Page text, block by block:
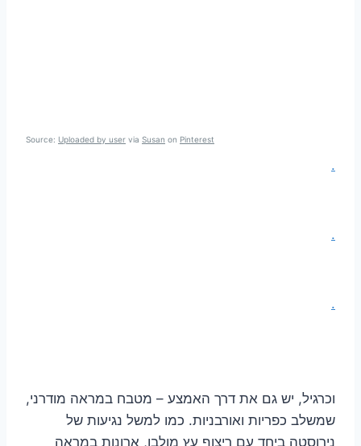
Source: Uploaded by user via Susan on Pinterest
.
.
.
וכרגיל, יש גם את דרך האמצע – מטבח במראה מודרני,
שמשלב כפריות ואורבניות. כמו למשל נגיעות של
נירוסטה ביחד עם ריצוף עץ מולבן, ארונות במראה